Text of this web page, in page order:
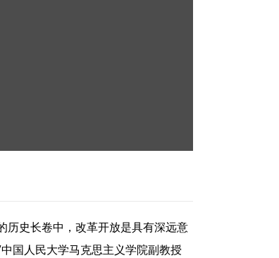
历史长卷中，改革开放是具有深远意
国人民大学马克思主义学院副教授